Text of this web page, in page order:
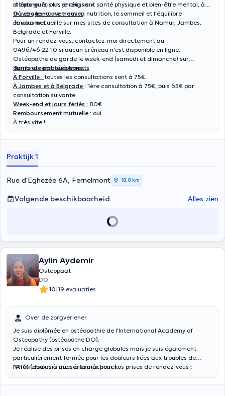
m'épanouis, plus je réussis ».
d'auto guérison, en alignant santé physique et bien-être mental, à
travers le mouvement, la nutrition, le sommeil et l'équilibre
émotionnel.
Où et quand me trouver
Je vous accueille sur mes sites de consultation à Namur, Jambes,
Belgrade et Forville.
Pour un rendez-vous, contactez-moi directement au
0496/46 22 10 si aucun créneau n'est disponible en ligne.
Ostéopathe de garde le week-end (samedi et dimanche) sur
demande par téléphone.
Tarifs et remboursements
À Forville : toutes les consultations sont à 75€.
À Jambes et à Belgrade : 1ère consultation à 75€, puis 65€ par
consultation suivante.
Week-end et jours fériés : 80€.
Remboursement mutuelle : oui
À très vite !
Praktijk 1
Rue d'Eghezée 6A, Fernelmont 18,0 km
Volgende beschikbaarheid Alles zien
Aylin Aydemir
Osteopaat
DO
10|19 evaluaties
Over de zorgverlener
Je suis diplômée en ostéopathie de l'International Academy of
Osteopathy (ostéopathe DO).
Je réalise des prises en charge globales mais je suis également
particulièrement formée pour les douleurs liées aux troubles de
l'ATM (douleurs dues à la mâchoire).
N'hésitez pas à me contacter pour vos prises de rendez-vous !